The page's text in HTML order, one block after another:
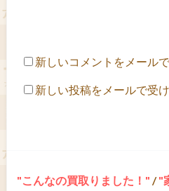
新しいコメントをメール
新しい投稿をメールで受
こんなの買取りました！ /